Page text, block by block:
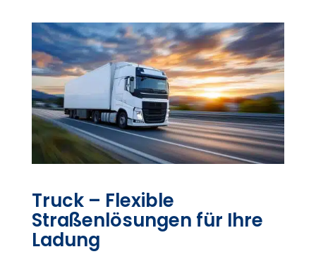
Truck – Flexible
Straßenlösungen für Ihre
Ladung